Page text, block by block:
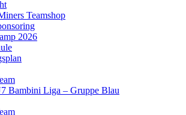
Teamshop
2026
Bambini Liga – Gruppe Blau